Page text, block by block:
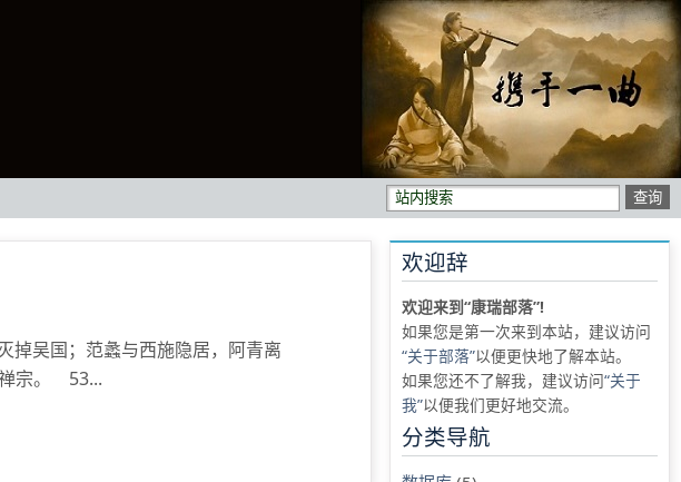
欢迎辞
欢迎来到“康瑞部落”!
如果您是第一次来到本站，建议访问
“关于部落”以便更快地了解本站。
如果您还不了解我，建议访问“关于
我”以便我们更好地交流。
分类导航
吴国；范蠡与西施隐居，阿青离
宗。 53...